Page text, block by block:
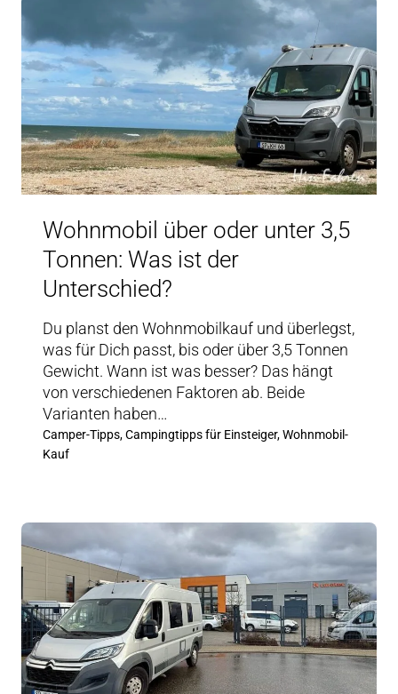
Wohnmobil über oder unter 3,5
Tonnen: Was ist der
Unterschied?
Du planst den Wohnmobilkauf und überlegst,
was für Dich passt, bis oder über 3,5 Tonnen
Gewicht. Wann ist was besser? Das hängt
von verschiedenen Faktoren ab. Beide
Varianten haben…
Camper-Tipps, Campingtipps für Einsteiger, Wohnmobil-
Kauf